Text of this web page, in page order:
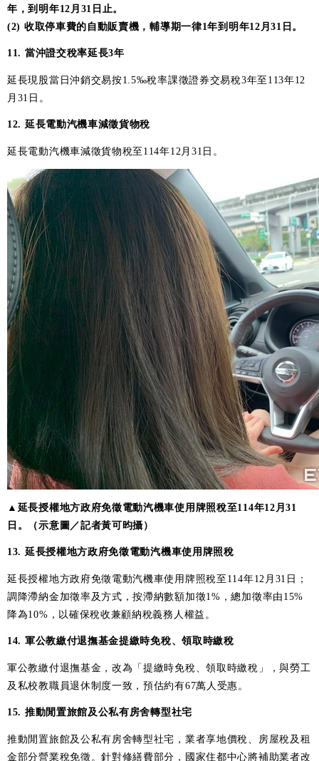
年，到明年12月31日止。
(2) 收取停車費的自動販賣機，輔導期一律1年到明年12月31日。
11. 當沖證交稅率延長3年
延長現股當日沖銷交易按1.5‰稅率課徵證券交易稅3年至113年12
月31日。
12. 延長電動汽機車減徵貨物稅
延長電動汽機車減徵貨物稅至114年12月31日。
▲延長授權地方政府免徵電動汽機車使用牌照稅至114年12月31
日。（示意圖／記者黃可昀攝）
13. 延長授權地方政府免徵電動汽機車使用牌照稅
延長授權地方政府免徵電動汽機車使用牌照稅至114年12月31日；
調降滯納金加徵率及方式，按滯納數額加徵1%，總加徵率由15%
降為10%，以確保稅收兼顧納稅義務人權益。
14. 軍公教繳付退撫基金提繳時免稅、領取時繳稅
軍公教繳付退撫基金，改為「提繳時免稅、領取時繳稅」，與勞工
及私校教職員退休制度一致，預估約有67萬人受惠。
15. 推動閒置旅館及公私有房舍轉型社宅
推動閒置旅館及公私有房舍轉型社宅，業者享地價稅、房屋稅及租
金部分營業稅免徵。針對修繕費部分，國家住都中心將補助業者改